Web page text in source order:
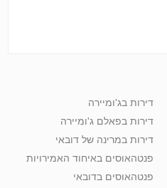
דירות בג'ומיירה
דירות בפאלם ג'ומיירה
דירות במרינה של דובאי
פנטהאוסים באיחוד האמירויות
פנטהאוסים בדובאי